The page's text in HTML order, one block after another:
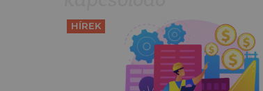
HÍREK